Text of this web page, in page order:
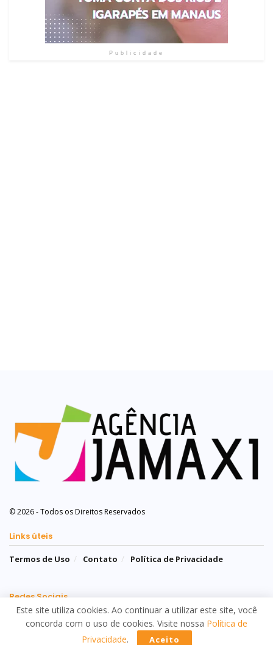
Publicidade
© 2026 - Todos os Direitos Reservados
Links úteis
Termos de Uso Contato Política de Privacidade
Redes Sociais
Este site utiliza cookies. Ao continuar a utilizar este site, você
concorda com o uso de cookies. Visite nossa Política de
Privacidade. Aceito